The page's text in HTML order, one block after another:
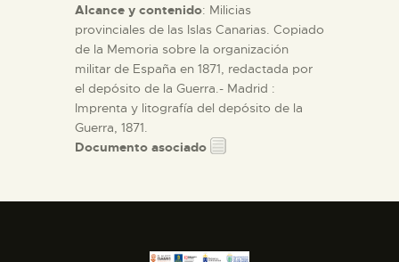
Alcance y contenido: Milicias
provinciales de las Islas Canarias. Copiado
de la Memoria sobre la organización
militar de España en 1871, redactada por
el depósito de la Guerra.- Madrid :
Imprenta y litografía del depósito de la
Guerra, 1871.
Documento asociado